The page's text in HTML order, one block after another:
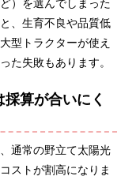
、生育不良や品質低
型トラクターが使え
た失敗もあります。
算が合いにく
通常の野立て太陽光
ストが割高になりま